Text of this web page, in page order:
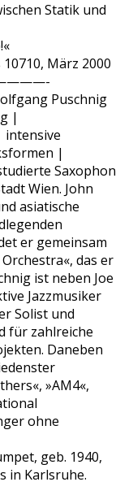
Statik und
10710, März 2000
Puschnig
|
intensive
|
Saxophon
Wien. John
asiatische
er gemeinsam
das er
ist neben Joe
Jazzmusiker
Solist und
für zahlreiche
Daneben
»AM4«,
ohne
geb. 1940,
in Karlsruhe.